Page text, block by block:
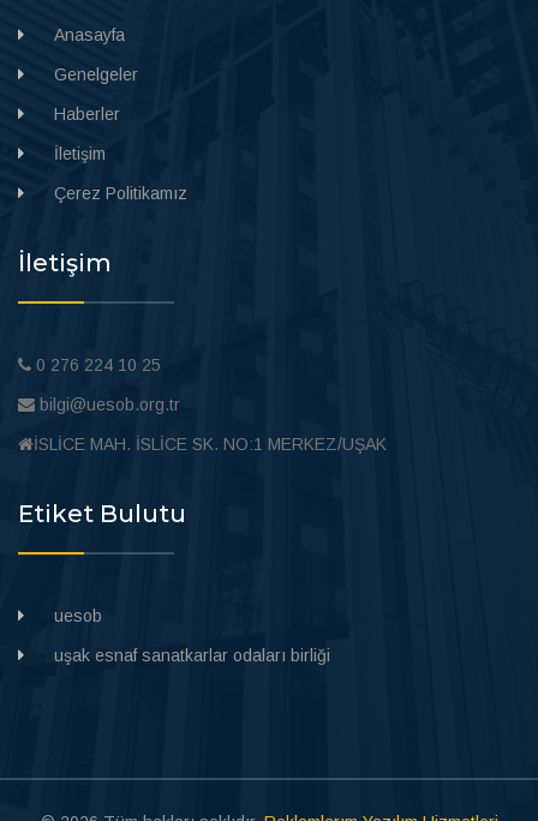
Anasayfa
Genelgeler
Haberler
İletişim
Çerez Politikamız
İletişim
0 276 224 10 25
bilgi@uesob.org.tr
İSLİCE MAH. İSLİCE SK. NO:1 MERKEZ/UŞAK
Etiket Bulutu
uesob
uşak esnaf sanatkarlar odaları birliği